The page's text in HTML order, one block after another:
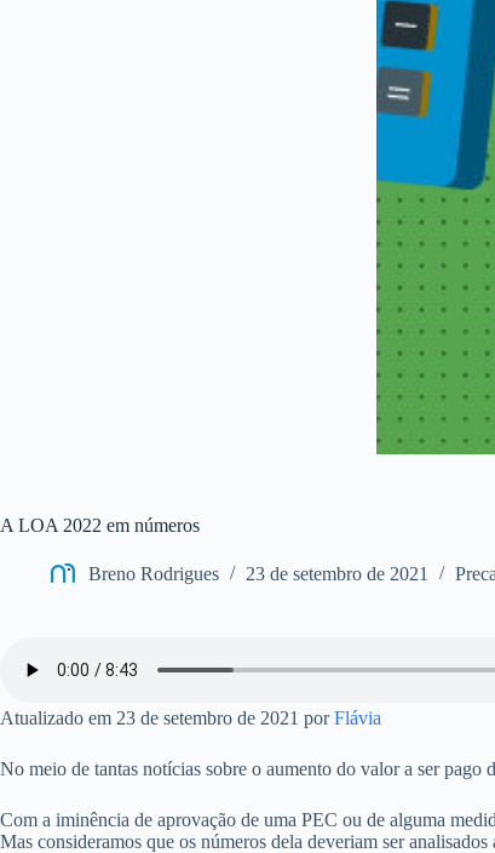
A LOA 2022 em números
Breno Rodrigues 23 de setembro de 2021
Atualizado em 23 de setembro de 2021 porFlávia
No meio de tantas notícias sobre o aumento do valor a ser
Com a iminência de aprovação de uma PEC ou de alguma
Mas consideramos que os números dela deveriam ser